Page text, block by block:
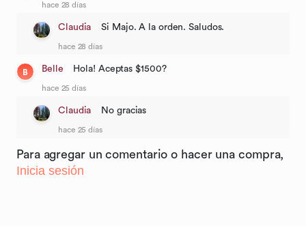
hace 28 días
Claudia Si Majo. A la orden. Saludos.
hace 28 días
B Belle Hola! Aceptas $1500?
hace 25 días
Claudia No gracias
hace 25 días
Para agregar un comentario o hacer una compra,
Inicia sesión